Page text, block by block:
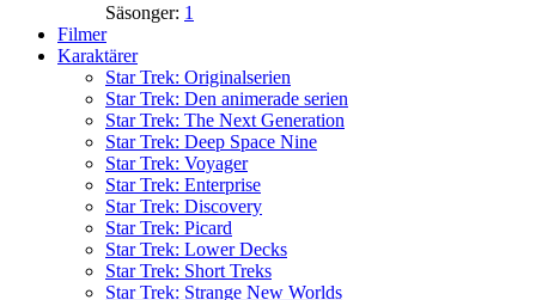
Säsonger: 1
Filmer
Karaktärer
Star Trek: Originalserien
Star Trek: Den animerade serien
Star Trek: The Next Generation
Star Trek: Deep Space Nine
Star Trek: Voyager
Star Trek: Enterprise
Star Trek: Discovery
Star Trek: Picard
Star Trek: Lower Decks
Star Trek: Short Treks
Star Trek: Strange New Worlds